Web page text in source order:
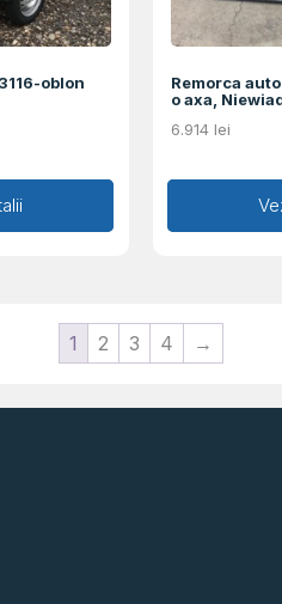
oblon
Remorca auto
o axa,
6.914 lei
1 2 3 4 →